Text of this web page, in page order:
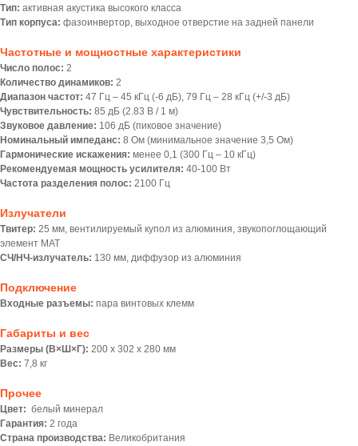
Тип: активная акустика высокого класса
Тип корпуса: фазоинвертор, выходное отверстие на задней панели
Частотные и мощностные характеристики
Число полос: 2
Количество динамиков: 2
Диапазон частот: 47 Гц – 45 кГц (-6 дБ), 79 Гц – 28 кГц (+/-3 дБ)
Чувствительность: 85 дБ (2.83 В / 1 м)
Звуковое давление: 106 дБ (пиковое значение)
Номинальный импеданс: 8 Ом (минимальное значение 3,5 Ом)
Гармонические искажения: менее 0,1 (300 Гц – 10 кГц)
Рекомендуемая мощность усилителя: 40-100 Вт
Частота разделения полос: 2100 Гц
Излучатели
Твитер: 25 мм, вентилируемый купол из алюминия, звукопоглощающий
элемент MAT
СЧ/НЧ-излучатель: 130 мм, диффузор из алюминия
Подключение
Входные разъемы: пара винтовых клемм
Габариты и вес
Размеры (В×Ш×Г): 200 x 302 x 280 мм
Вес: 7,8 кг
Прочее
Цвет: белый минерал
Гарантия: 2 года
Страна производства: Великобритания